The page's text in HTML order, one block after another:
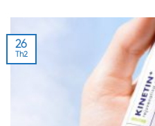
26
Th2